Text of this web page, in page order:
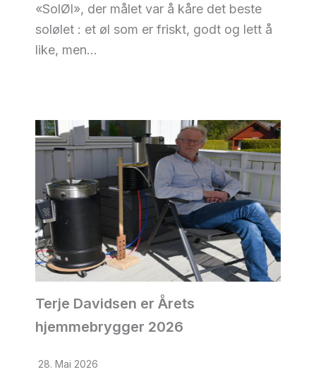
«SolØl», der målet var å kåre det beste
solølet : et øl som er friskt, godt og lett å
like, men…
Terje Davidsen er Årets
hjemmebrygger 2026
28. Mai 2026